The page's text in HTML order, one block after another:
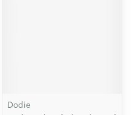
Dodie